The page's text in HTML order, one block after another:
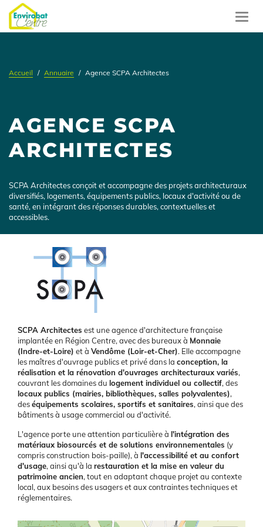
Aller
au
contenu
Accueil Annuaire Agence SCPA Architectes
AGENCE SCPA
ARCHITECTES
Présentation
SCPA Architectes conçoit et accompagne des projets architecturaux
diversifiés, logements, équipements publics, locaux d'activité ou de
santé, en intégrant des réponses durables, contextuelles et
accessibles.
Présentation
SCPA Architectes est une agence d'architecture française
implantée en Région Centre, avec des bureaux à Monnaie
(Indre-et-Loire) et à Vendôme (Loir-et-Cher). Elle accompagne
les maîtres d'ouvrage publics et privé dans la conception, la
réalisation et la rénovation d'ouvrages architecturaux variés,
couvrant les domaines du logement individuel ou collectif, des
locaux publics (mairies, bibliothèques, salles polyvalentes),
deséquipements scolaires, sportifs et sanitaires, ainsi que des
bâtiments à usage commercial ou d'activité.
L'agence porte une attention particulière à l'intégration des
matériaux biosourcés et de solutions environnementales (y
compris construction bois-paille), à l'accessibilité et au confort
d'usage, ainsi qu'à la restauration et la mise en valeur du
patrimoine ancien, tout en adaptant chaque projet au contexte
local, aux besoins des usagers et aux contraintes techniques et
réglementaires.
Latitude/Longitude